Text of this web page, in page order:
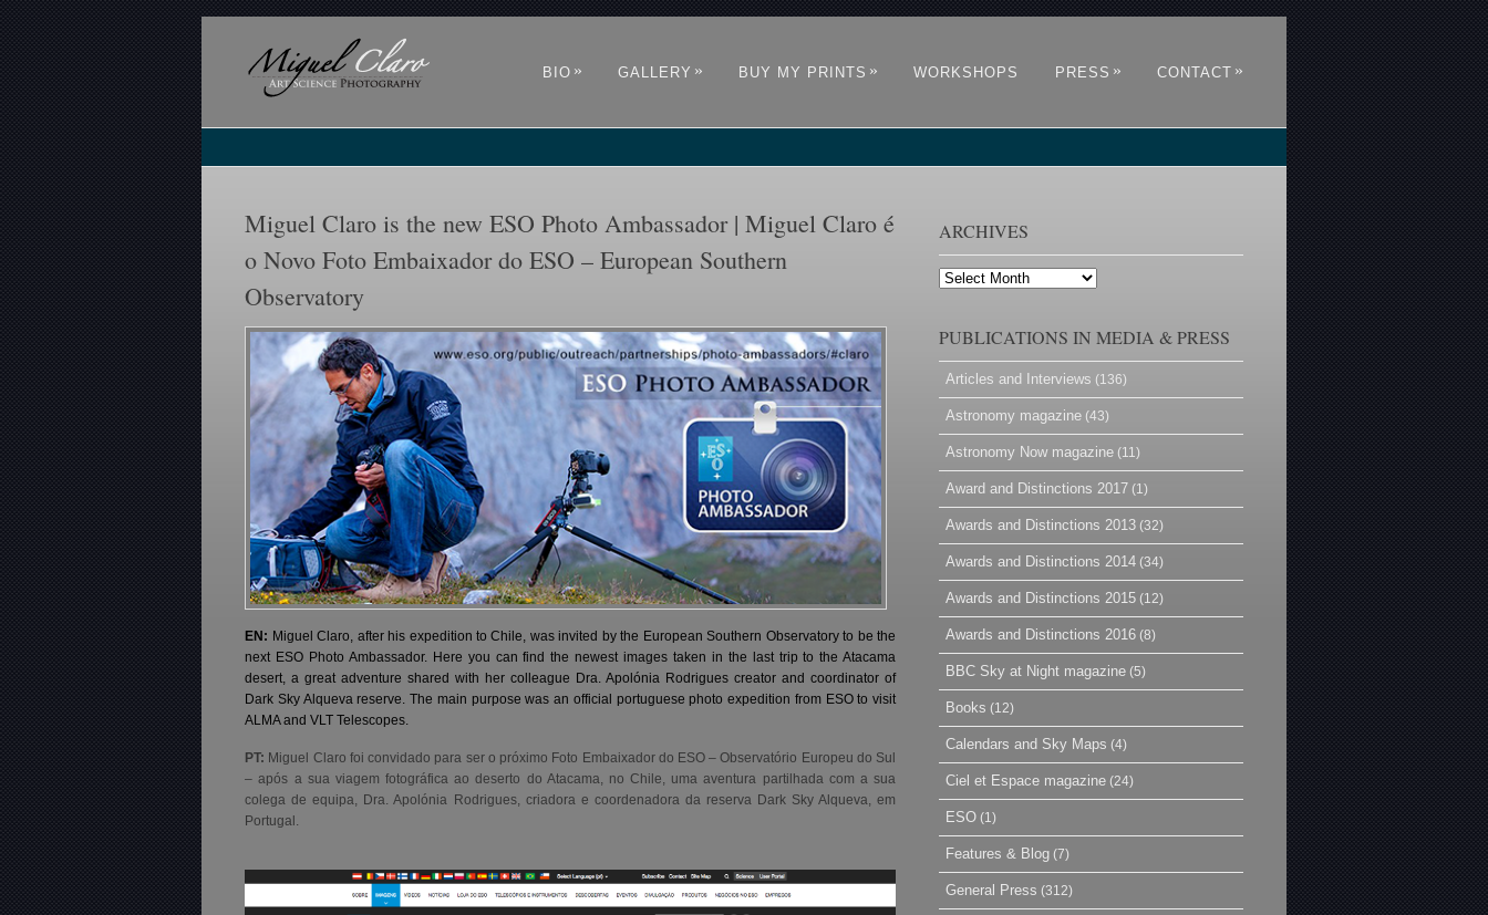
BIO » GALLERY » BUY MY PRINTS » WORKSHOPS PRESS » CONTACT »
Miguel Claro is the new ESO Photo Ambassador | Miguel Claro é
o Novo Foto Embaixador do ESO – European Southern
Observatory
EN: Miguel Claro, after his expedition to Chile, was invited by the European Southern Observatory to be the
next ESO Photo Ambassador. Here you can find the newest images taken in the last trip to the Atacama
desert, a great adventure shared with her colleague Dra. Apolónia Rodrigues creator and coordinator of
Dark Sky Alqueva reserve. The main purpose was an official portuguese photo expedition from ESO to visit
ALMA and VLT Telescopes.
PT: Miguel Claro foi convidado para ser o próximo Foto Embaixador do ESO – Observatório Europeu do Sul
– após a sua viagem fotográfica ao deserto do Atacama, no Chile, uma aventura partilhada com a sua
colega de equipa, Dra. Apolónia Rodrigues, criadora e coordenadora da reserva Dark Sky Alqueva, em
Portugal.
ARCHIVES
Archives
PUBLICATIONS IN MEDIA & PRESS
Articles and Interviews (136)
Astronomy magazine (43)
Astronomy Now magazine (11)
Award and Distinctions 2017 (1)
Awards and Distinctions 2013 (32)
Awards and Distinctions 2014 (34)
Awards and Distinctions 2015 (12)
Awards and Distinctions 2016 (8)
BBC Sky at Night magazine (5)
Books (12)
Calendars and Sky Maps (4)
Ciel et Espace magazine (24)
ESO (1)
Features & Blog (7)
General Press (312)